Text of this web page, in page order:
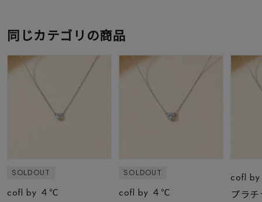
同じカテゴリの商品
SOLDOUT
cofl by ４℃
SOLDOUT
cofl by ４℃
cofl
プラ